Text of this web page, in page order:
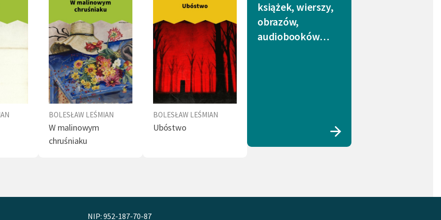
BOLESŁAW LEŚMIAN
W malinowym
chruśniaku
BOLESŁAW LEŚMIAN
Ubóstwo
książek, wierszy,
obrazów,
audiobooków…
NIP: 952-187-70-87